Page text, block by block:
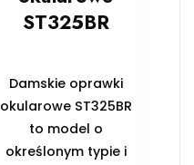
ST325BR
Damskie oprawki
okularowe ST325BR
to model o
określonym typie i